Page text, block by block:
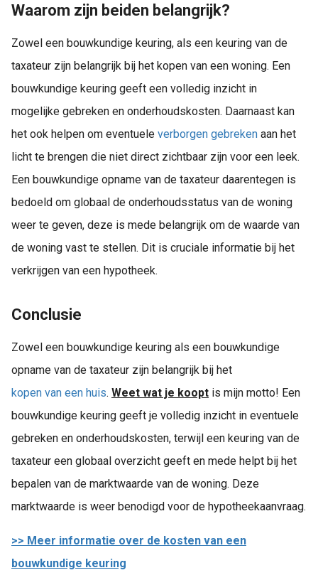
Waarom zijn beiden belangrijk?
Zowel een bouwkundige keuring, als een keuring van de
taxateur zijn belangrijk bij het kopen van een woning. Een
bouwkundige keuring geeft een volledig inzicht in
mogelijke gebreken en onderhoudskosten. Daarnaast kan
het ook helpen om eventuele verborgen gebreken aan het
licht te brengen die niet direct zichtbaar zijn voor een leek.
Een bouwkundige opname van de taxateur daarentegen is
bedoeld om globaal de onderhoudsstatus van de woning
weer te geven, deze is mede belangrijk om de waarde van
de woning vast te stellen. Dit is cruciale informatie bij het
verkrijgen van een hypotheek.
Conclusie
Zowel een bouwkundige keuring als een bouwkundige
opname van de taxateur zijn belangrijk bij het
kopen van een huis. Weet wat je koopt is mijn motto! Een
bouwkundige keuring geeft je volledig inzicht in eventuele
gebreken en onderhoudskosten, terwijl een keuring van de
taxateur een globaal overzicht geeft en mede helpt bij het
bepalen van de marktwaarde van de woning. Deze
marktwaarde is weer benodigd voor de hypotheekaanvraag.
>> Meer informatie over de kosten van een
bouwkundige keuring